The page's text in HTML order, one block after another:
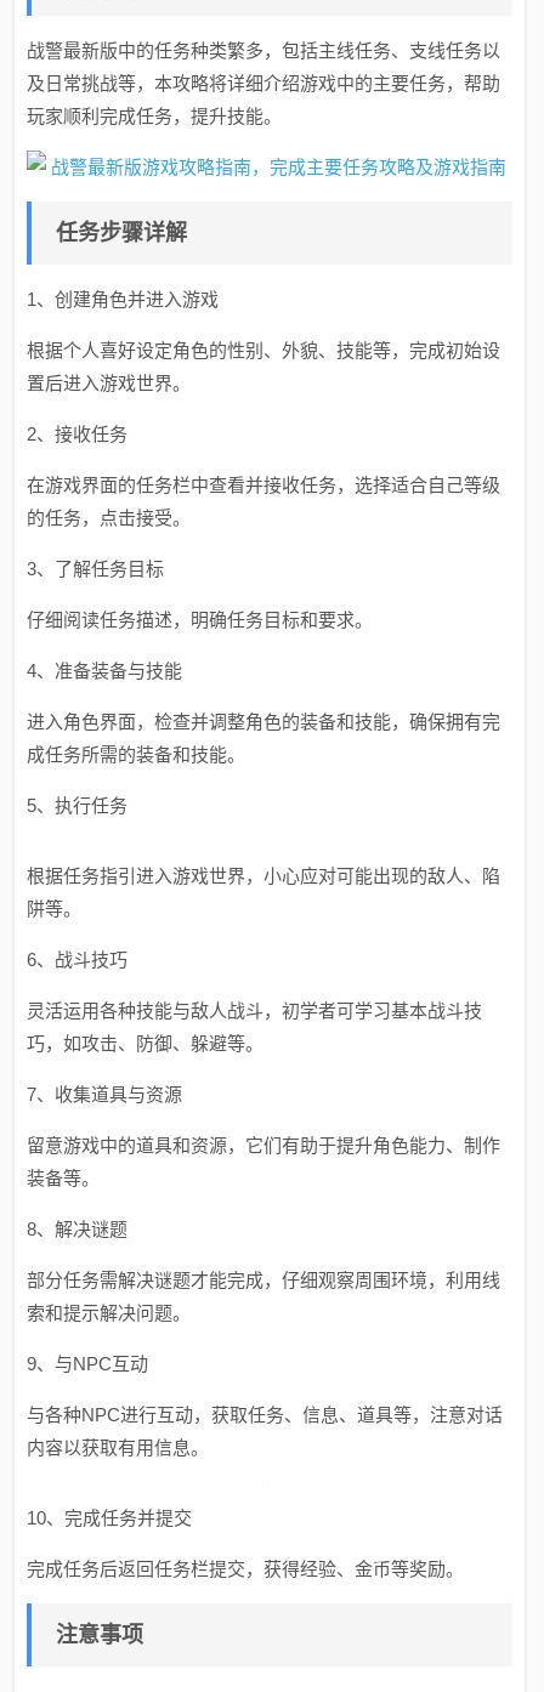
战警最新版中的任务种类繁多，包括主线任务、支线任务以
及日常挑战等，本攻略将详细介绍游戏中的主要任务，帮助
玩家顺利完成任务，提升技能。
任务步骤详解
1、创建角色并进入游戏
根据个人喜好设定角色的性别、外貌、技能等，完成初始设
置后进入游戏世界。
2、接收任务
在游戏界面的任务栏中查看并接收任务，选择适合自己等级
的任务，点击接受。
3、了解任务目标
仔细阅读任务描述，明确任务目标和要求。
4、准备装备与技能
进入角色界面，检查并调整角色的装备和技能，确保拥有完
成任务所需的装备和技能。
5、执行任务
根据任务指引进入游戏世界，小心应对可能出现的敌人、陷
阱等。
6、战斗技巧
灵活运用各种技能与敌人战斗，初学者可学习基本战斗技
巧，如攻击、防御、躲避等。
7、收集道具与资源
留意游戏中的道具和资源，它们有助于提升角色能力、制作
装备等。
8、解决谜题
部分任务需解决谜题才能完成，仔细观察周围环境，利用线
索和提示解决问题。
9、与NPC互动
与各种NPC进行互动，获取任务、信息、道具等，注意对话
内容以获取有用信息。
10、完成任务并提交
完成任务后返回任务栏提交，获得经验、金币等奖励。
注意事项